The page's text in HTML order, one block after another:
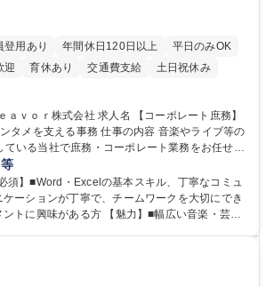
登用あり 年間休日120日以上
平日のみOK
迎 育休あり 交通費支給
土日祝休み
求人名 【コーポレート庶務】
務 仕事の内容 音楽やライブ等の
ている当社で庶務・コーポレート業務をお任せし
務のインフラとなる社内業務全般をサポート
だきます。 ■社内の庶務・一般事務
理・発注 ■郵便物の仕分け、来客・電話対応、社
理や人事/採用の外注事業者とのやりとり・プロ
務※ 募集職種 【コーポレート庶
/エンタメを支える事務
須】■Word・Excelの基本スキル、丁寧なコミュ
ーションが丁寧で、チームワークを大切にでき
方 【魅力】■幅広い音楽・芸能
ず、外注事業者との連携や業務プロセスの推進
仕組みづくりに関われるやりがいがあります。